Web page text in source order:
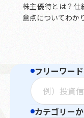
株主優待とは？仕
意点についてわか
フリーワー
カテゴリー